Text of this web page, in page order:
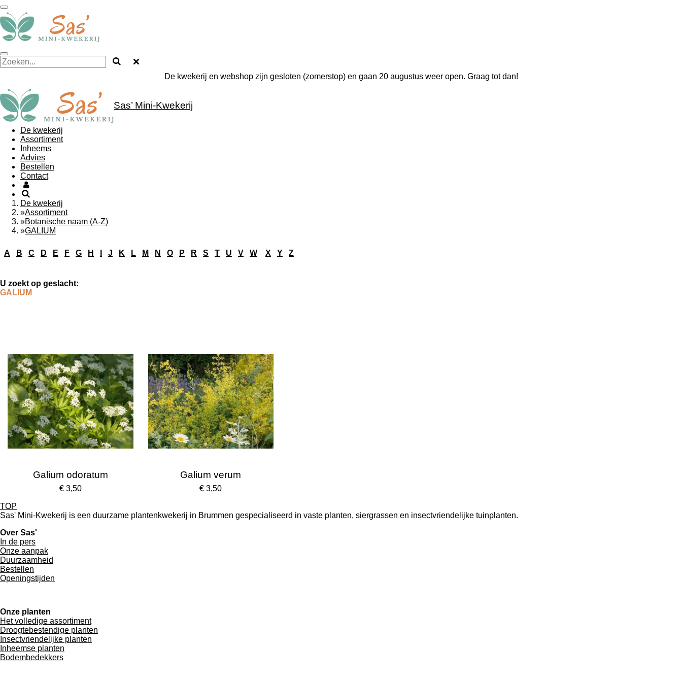
Ga
direct
naar
de
De kwekerij en webshop zijn gesloten (zomerstop) en gaan 20 augustus weer open. Graag tot dan!
Sas’ Mini-Kwekerij
De kwekerij
Assortiment
Inheems
Advies
Bestellen
Contact
De kwekerij
»Assortiment
»Botanische naam (A-Z)
»GALIUM
A B C D E F G H J K L M N O P R S T U V W X Y Z
U zoekt op geslacht:
GALIUM
Galium odoratum
€ 3,50
Galium verum
€ 3,50
TOP
Sas' Mini-Kwekerij is een duurzame plantenkwekerij in Brummen gespecialiseerd in vaste planten, siergrassen en insectvriendelijke tuinplanten.
Over Sas'
In de pers
Onze aanpak
Duurzaamheid
Bestellen
Openingstijden
Onze planten
Het volledige assortiment
Droogtebestendige planten
Insectvriendelijke planten
Inheemse planten
Bodembedekkers